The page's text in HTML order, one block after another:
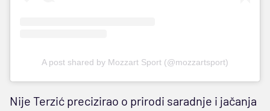
A post shared by Mozzart Sport (@mozzartsport)
Nije Terzić precizirao o prirodi saradnje i jačanja